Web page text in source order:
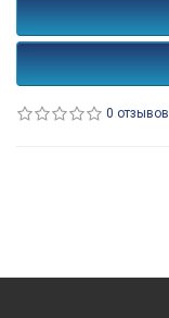
0 отзывов